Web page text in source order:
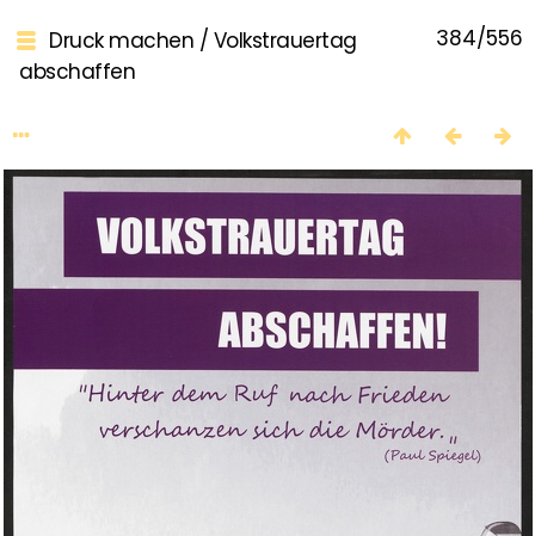
384/556
Druck machen / Volkstrauertag
abschaffen